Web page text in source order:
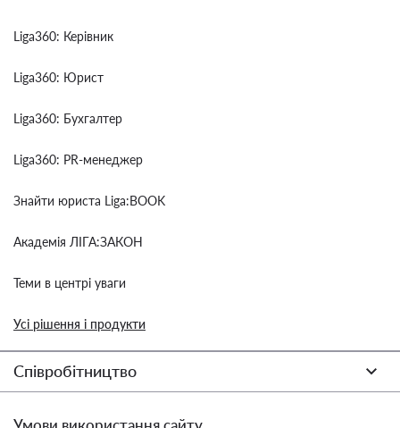
Liga360: Керівник
Liga360: Юрист
Liga360: Бухгалтер
Liga360: PR-менеджер
Знайти юриста Liga:BOOK
Академія ЛІГА:ЗАКОН
Теми в центрі уваги
Усі рішення і продукти
Співробітництво